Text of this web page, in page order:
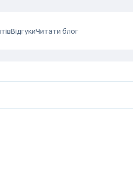
ВідгукиЧитати блог